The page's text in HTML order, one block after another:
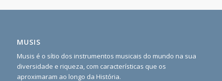
MUSIS
Musis é o sítio dos instrumentos musicais do mundo na sua
diversidade e riqueza, com características que os
aproximaram ao longo da História.